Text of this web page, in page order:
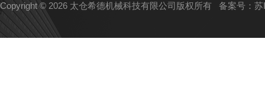
Copyright © 2026 太仓希德机械科技有限公司版权所有 备案号：